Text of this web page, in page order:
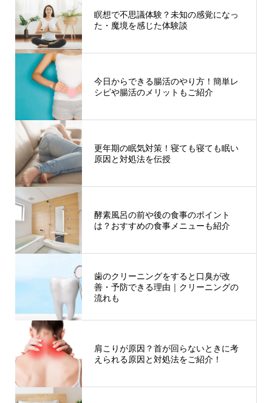
瞑想で不思議体験？未知の感覚になっ
た・魔境を感じた体験談
今日からできる腸活のやり方！簡単レ
シピや腸活のメリットもご紹介
更年期の眠気対策！寝ても寝ても眠い
原因と対処法を伝授
酵素風呂の前や後の食事のポイント
は？おすすめの食事メニューも紹介
歯のクリーニングをすると口臭が改
善・予防できる理由｜クリーニングの
流れも
肩こりが原因？首が回らないときに考
えられる原因と対処法をご紹介！